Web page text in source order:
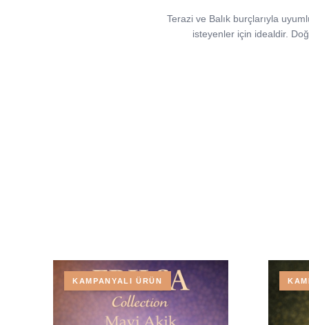
Terazi ve Balık burçlarıyla
isteyenler için idealdir.
KAMPANYALI ÜRÜN